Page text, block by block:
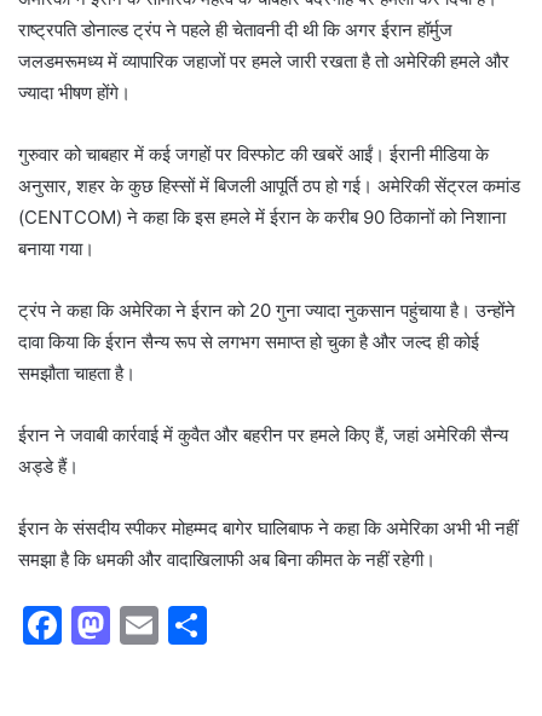
राष्ट्रपति डोनाल्ड ट्रंप ने पहले ही चेतावनी दी थी कि अगर ईरान हॉर्मुज
जलडमरूमध्य में व्यापारिक जहाजों पर हमले जारी रखता है तो अमेरिकी हमले और
ज्यादा भीषण होंगे।
गुरुवार को चाबहार में कई जगहों पर विस्फोट की खबरें आईं। ईरानी मीडिया के
अनुसार, शहर के कुछ हिस्सों में बिजली आपूर्ति ठप हो गई। अमेरिकी सेंट्रल कमांड
(CENTCOM) ने कहा कि इस हमले में ईरान के करीब 90 ठिकानों को निशाना
बनाया गया।
ट्रंप ने कहा कि अमेरिका ने ईरान को 20 गुना ज्यादा नुकसान पहुंचाया है। उन्होंने
दावा किया कि ईरान सैन्य रूप से लगभग समाप्त हो चुका है और जल्द ही कोई
समझौता चाहता है।
ईरान ने जवाबी कार्रवाई में कुवैत और बहरीन पर हमले किए हैं, जहां अमेरिकी सैन्य
अड्डे हैं।
ईरान के संसदीय स्पीकर मोहम्मद बागेर घालिबाफ ने कहा कि अमेरिका अभी भी नहीं
समझा है कि धमकी और वादाखिलाफी अब बिना कीमत के नहीं रहेगी।
F
M E